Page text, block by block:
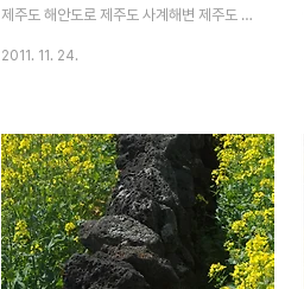
은 제주 벤처마루 테크노파크 회의실에서..
제주도 해안도로 제주도 사계해변 제주도 존
2011. 11. 24.